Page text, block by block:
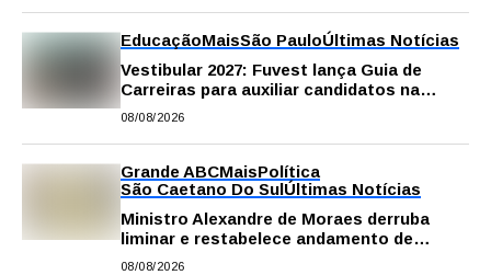
EducaçãoMaisSão PauloÚltimas Notícias
Vestibular 2027: Fuvest lança Guia de
Carreiras para auxiliar candidatos na
escolha da profissão
08/08/2026
Grande ABCMaisPolítica
São Caetano Do SulÚltimas Notícias
Ministro Alexandre de Moraes derruba
liminar e restabelece andamento de
comissão processante contra vereador
08/08/2026